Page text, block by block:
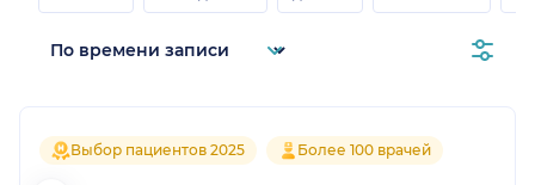
Выбор пациентов 2025 Более 100 врачей